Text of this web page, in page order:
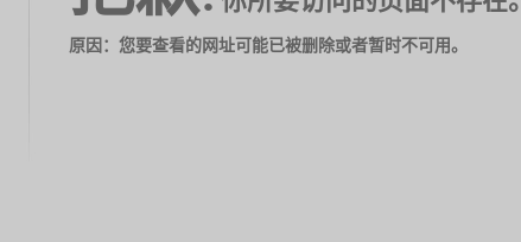
原因：您要查看的网址可能已被删除或者暂时不可用。